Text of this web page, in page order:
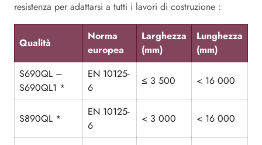
resistenza per adattarsi a tutti i lavori di costruzione :
Qualità
Norma
europea
Larghezza
(mm)
Lunghezza
(mm)
S690QL –
S690QL1 *
EN 10125-
6
≤ 3 500 < 16 000
S890QL *
EN 10125-
6
< 3 000 < 16 000